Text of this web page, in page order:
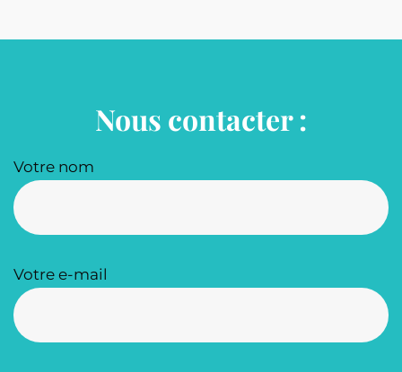
Nous contacter :
Votre nom
Votre e-mail